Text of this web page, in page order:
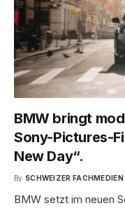
BMW bringt
Sony-Pictures-
New Day“.
By SCHWEIZER FACHMEDIEN
BMW setzt im neuen